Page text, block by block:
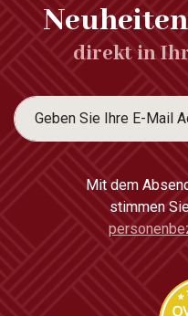
Neuheiten
direkt in
Mit dem
stimmen